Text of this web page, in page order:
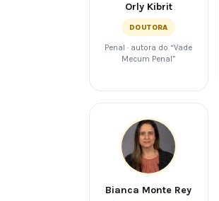
Orly Kibrit
DOUTORA
Penal · autora do “Vade
Mecum Penal”
Bianca Monte Rey